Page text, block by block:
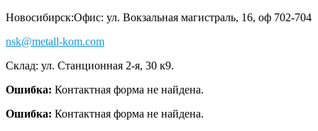
Новосибирск:Офис: ул. Вокзальная магистраль, 16, оф 702-704
nsk@metall-kom.com
Склад: ул. Станционная 2-я, 30 к9.
Ошибка: Контактная форма не найдена.
Ошибка: Контактная форма не найдена.